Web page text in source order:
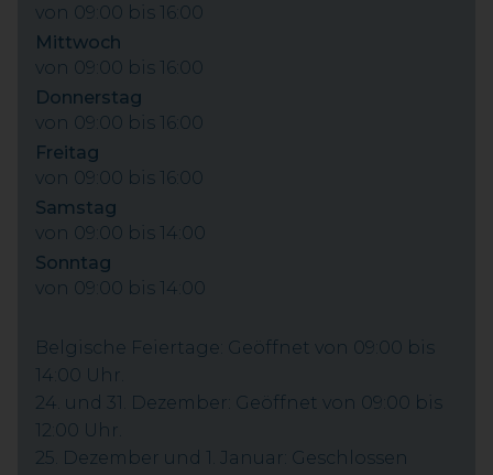
von 09:00 bis 16:00
Mittwoch
von 09:00 bis 16:00
Donnerstag
von 09:00 bis 16:00
Freitag
von 09:00 bis 16:00
Samstag
von 09:00 bis 14:00
Sonntag
von 09:00 bis 14:00
Belgische Feiertage: Geöffnet von 09:00 bis
14:00 Uhr.
24. und 31. Dezember: Geöffnet von 09:00 bis
12:00 Uhr.
25. Dezember und 1. Januar: Geschlossen